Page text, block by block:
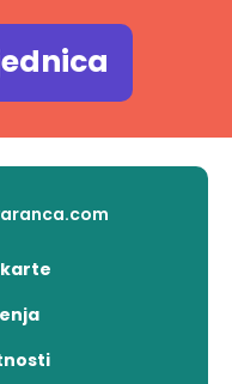
karte